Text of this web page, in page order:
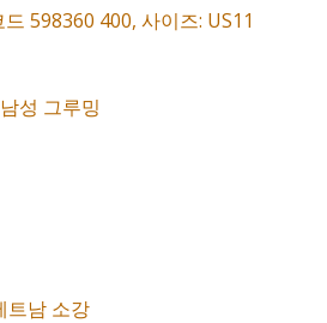
598360 400, 사이즈: US11
성 그루밍
트남 소강